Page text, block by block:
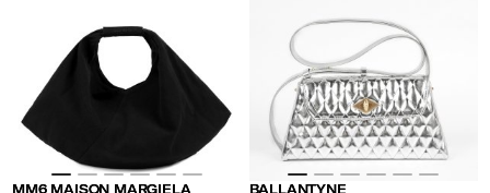
MM6 MAISON MARGIELA
BALLANTYNE